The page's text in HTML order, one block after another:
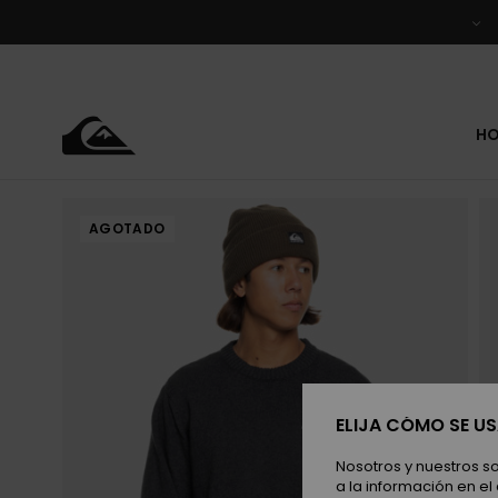
del
AGOTADO
ELIJA CÓMO SE
Nosotros y nuestros
a la información en